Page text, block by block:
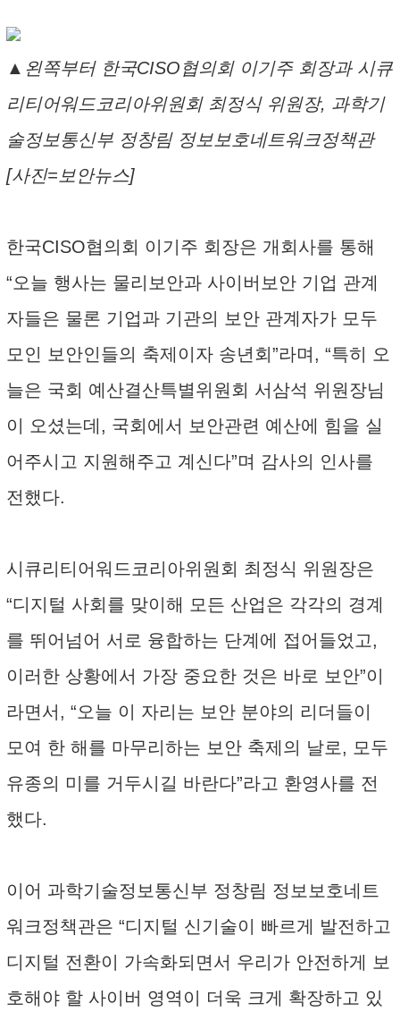
▲왼쪽부터 한국CISO협의회 이기주 회장과 시큐
리티어워드코리아위원회 최정식 위원장, 과학기
술정보통신부 정창림 정보보호네트워크정책관
[사진=보안뉴스]
한국CISO협의회 이기주 회장은 개회사를 통해
“오늘 행사는 물리보안과 사이버보안 기업 관계
자들은 물론 기업과 기관의 보안 관계자가 모두
모인 보안인들의 축제이자 송년회”라며, “특히 오
늘은 국회 예산결산특별위원회 서삼석 위원장님
이 오셨는데, 국회에서 보안관련 예산에 힘을 실
어주시고 지원해주고 계신다”며 감사의 인사를
전했다.
시큐리티어워드코리아위원회 최정식 위원장은
“디지털 사회를 맞이해 모든 산업은 각각의 경계
를 뛰어넘어 서로 융합하는 단계에 접어들었고,
이러한 상황에서 가장 중요한 것은 바로 보안”이
라면서, “오늘 이 자리는 보안 분야의 리더들이
모여 한 해를 마무리하는 보안 축제의 날로, 모두
유종의 미를 거두시길 바란다”라고 환영사를 전
했다.
이어 과학기술정보통신부 정창림 정보보호네트
워크정책관은 “디지털 신기술이 빠르게 발전하고
디지털 전환이 가속화되면서 우리가 안전하게 보
호해야 할 사이버 영역이 더욱 크게 확장하고 있